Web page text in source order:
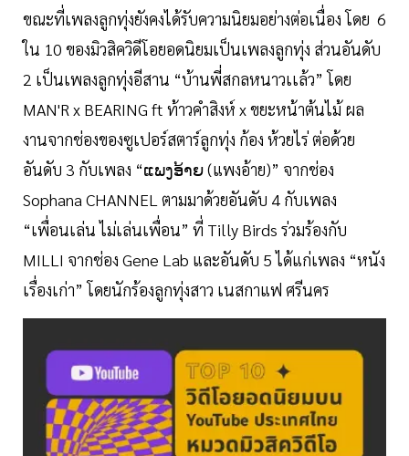
ขณะที่เพลงลูกทุ่งยังคงได้รับความนิยมอย่างต่อเนื่อง โดย 6
ใน 10 ของมิวสิควิดีโอยอดนิยมเป็นเพลงลูกทุ่ง ส่วนอันดับ
2 เป็นเพลงลูกทุ่งอีสาน “บ้านพี่สกลหนาวเเล้ว” โดย
MAN'R x BEARING ft ท้าวคำสิงห์ x ขยะหน้าต้นไม้ ผล
งานจากช่องของซูเปอร์สตาร์ลูกทุ่ง ก้อง ห้วยไร่ ต่อด้วย
อันดับ 3 กับเพลง “ແພງອ້າຍ (แพงอ้าย)” จากช่อง
Sophana CHANNEL ตามมาด้วยอันดับ 4 กับเพลง
“เพื่อนเล่น ไม่เล่นเพื่อน” ที่ Tilly Birds ร่วมร้องกับ
MILLI จากช่อง Gene Lab และอันดับ 5 ได้แก่เพลง “หนัง
เรื่องเก่า” โดยนักร้องลูกทุ่งสาว เนสกาแฟ ศรีนคร